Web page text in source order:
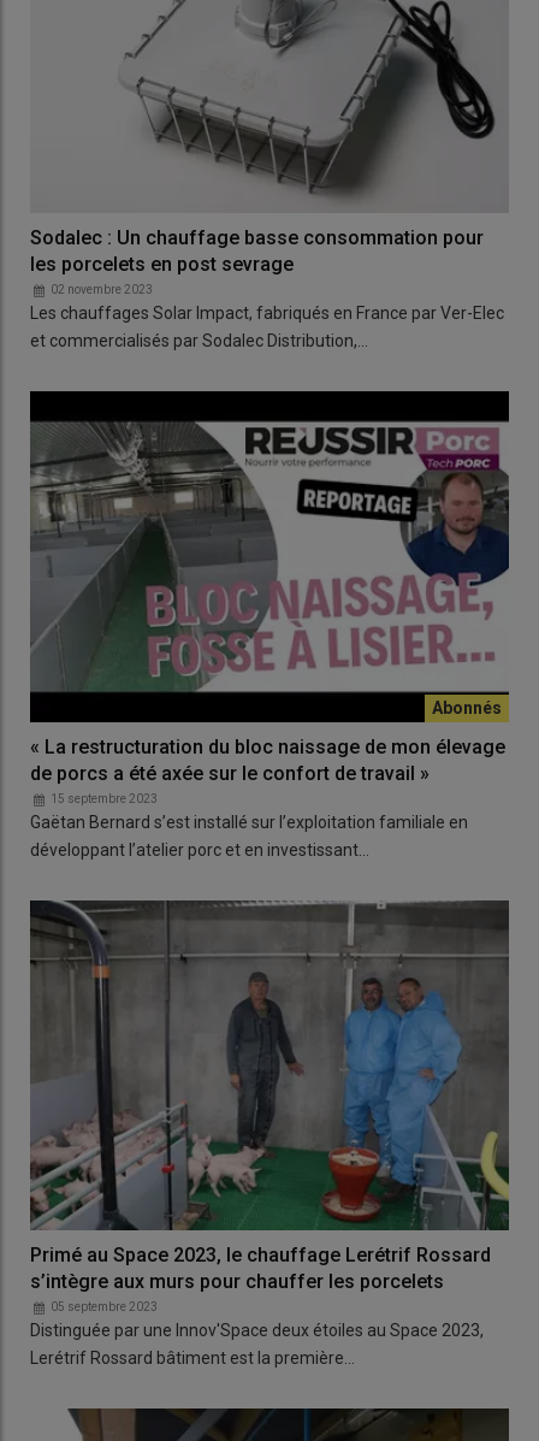
Sodalec : Un chauffage basse consommation pour
les porcelets en post sevrage
02 novembre 2023
Les chauffages Solar Impact, fabriqués en France par Ver-Elec
et commercialisés par Sodalec Distribution,…
« La restructuration du bloc naissage de mon élevage
de porcs a été axée sur le confort de travail »
15 septembre 2023
Gaëtan Bernard s’est installé sur l’exploitation familiale en
développant l’atelier porc et en investissant…
Primé au Space 2023, le chauffage Lerétrif Rossard
s’intègre aux murs pour chauffer les porcelets
05 septembre 2023
Distinguée par une Innov'Space deux étoiles au Space 2023,
Lerétrif Rossard bâtiment est la première…